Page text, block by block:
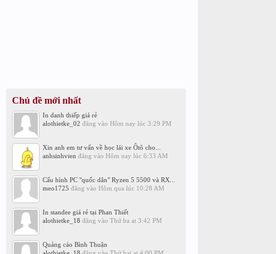
Chủ đề mới nhất
In danh thiếp giá rẻ
alothietke_02 đăng vào Hôm nay lúc 3:29 PM
Xin anh em tư vấn về học lái xe Ôtô cho...
anhsinhvien đăng vào Hôm nay lúc 6:33 AM
Cấu hình PC "quốc dân" Ryzen 5 5500 và RX...
meo1725 đăng vào Hôm qua lúc 10:28 AM
In standee giá rẻ tại Phan Thiết
alothietke_18 đăng vào Thứ ba at 3:42 PM
Quảng cáo Bình Thuận